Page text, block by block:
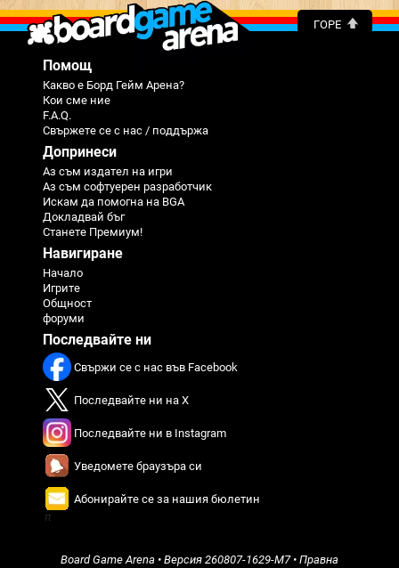
ГОРЕ
Помощ
Какво е Борд Гейм Арена?
Кои сме ние
F.A.Q.
Свържете се с нас / поддържа
Допринеси
Аз съм издател на игри
Аз съм софтуерен разработчик
Искам да помогна на BGA
Докладвай бъг
Станете Премиум!
Навигиране
Начало
Игрите
Общност
форуми
Последвайте ни
Свържи се с нас във Facebook
Последвайте ни на X
Последвайте ни в Instagram
Уведомете браузъра си
Абонирайте се за нашия бюлетин
Board Game Arena • Версия 260807-1629-M7• Правна
π